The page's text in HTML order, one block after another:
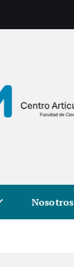
Nosotros